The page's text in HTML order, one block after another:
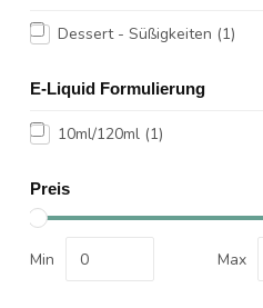
Dessert - Süßigkeiten (1)
E-Liquid Formulierung
10ml/120ml (1)
Preis
Min Max